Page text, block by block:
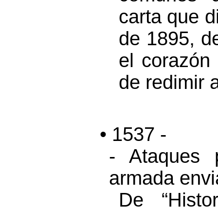
carta que
de 1895,
el
de redimir
• 1537 -
- Ataques
armada
De